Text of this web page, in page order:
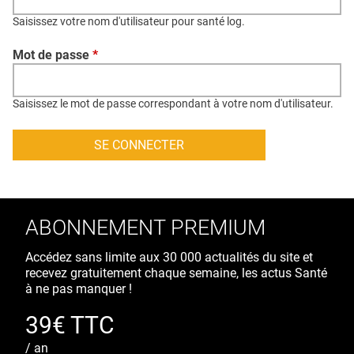
CONTACT
CRÉDITS
Saisissez votre nom d'utilisateur pour santé log.
Mot de passe *
Saisissez le mot de passe correspondant à votre nom d'utilisateur.
ABONNEMENT PREMIUM
Accédez sans limite aux 30 000 actualités du site et
recevez gratuitement chaque semaine, les actus Santé
à ne pas manquer !
39€ TTC
/ an